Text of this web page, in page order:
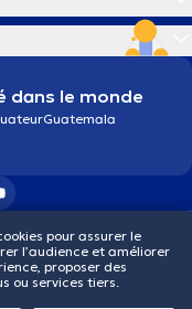
dans le monde
Guatemala
de confidentialité
pour assurer le
l’audience et améliorer
proposer des
ou services tiers.